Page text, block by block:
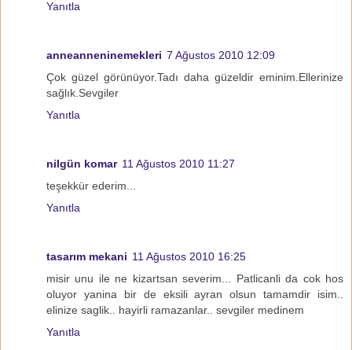
Yanıtla
anneanneninemekleri 7 Ağustos 2010 12:09
Çok güzel görünüyor.Tadı daha güzeldir eminim.Ellerinize
sağlık.Sevgiler
Yanıtla
nilgün komar 11 Ağustos 2010 11:27
teşekkür ederim...
Yanıtla
tasarım mekani 11 Ağustos 2010 16:25
misir unu ile ne kizartsan severim... Patlicanli da cok hos
oluyor yanina bir de eksili ayran olsun tamamdir isim..
elinize saglik.. hayirli ramazanlar.. sevgiler medinem
Yanıtla